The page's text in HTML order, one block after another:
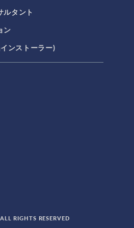
ル
ル
モジュール
ニクス
ルタント
ン
ンストーラー)
RIGHTS RESERVED